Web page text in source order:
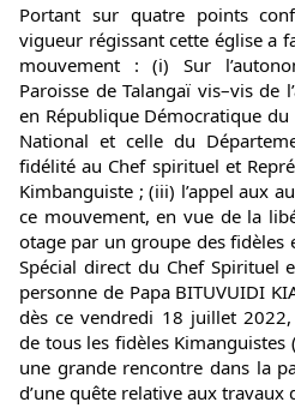
Portant sur quatre points
vigueur régissant cette église a
mouvement : (i) Sur
Paroisse de Talangaï vis–vis de
en République Démocratique
National et celle du
fidélité au Chef spirituel et
Kimbanguiste ; (iii) l’appel aux
ce mouvement, en vue de la
otage par un groupe des fidèles
Spécial direct du Chef Spirituel
personne de Papa BITUVUIDI
dès ce vendredi 18 juillet
de tous les fidèles
une grande rencontre dans la